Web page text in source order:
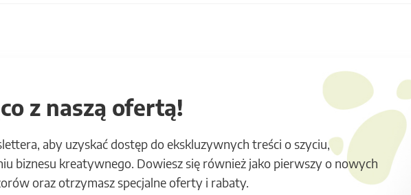
z naszą ofertą!
aby uzyskać dostęp do ekskluzywnych treści o szyciu,
biznesu kreatywnego. Dowiesz się również jako pierwszy o nowych
oraz otrzymasz specjalne oferty i rabaty.